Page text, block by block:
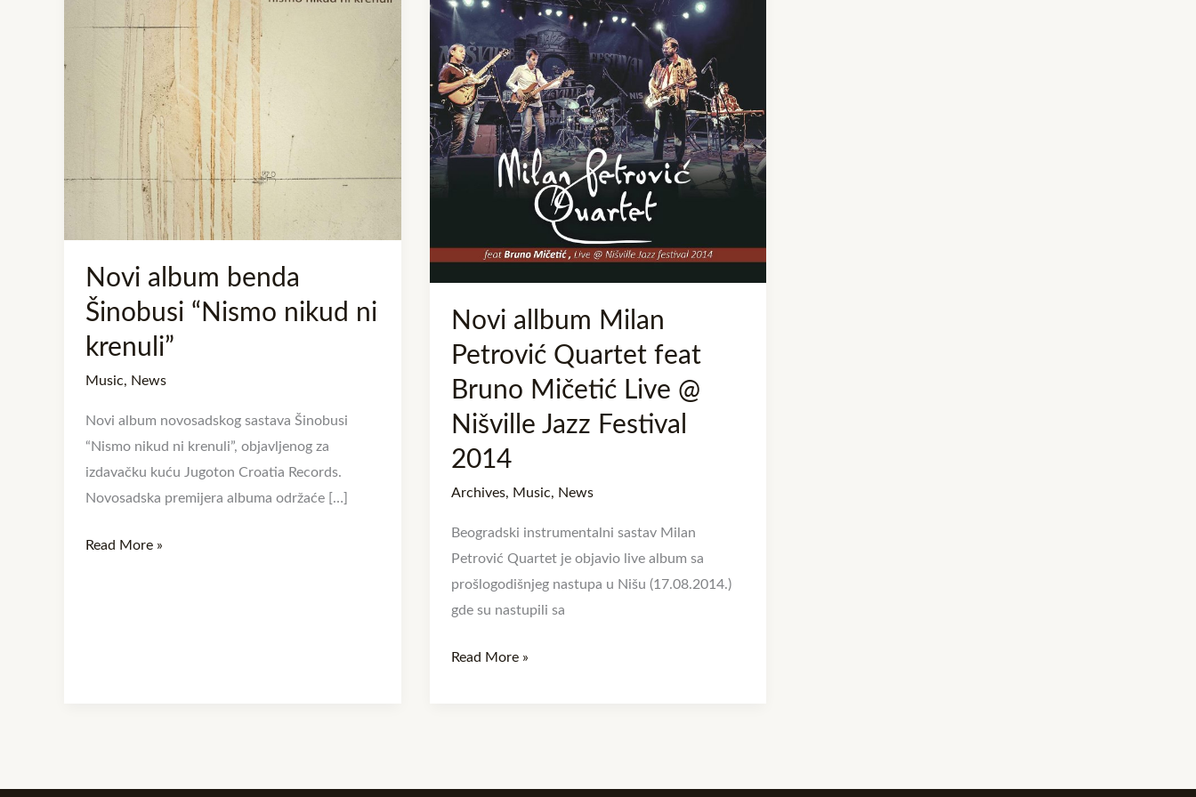
Novi album benda
Šinobusi “Nismo nikud ni
krenuli”
Music, News
Novi album novosadskog sastava Šinobusi
“Nismo nikud ni krenuli”, objavljenog za
izdavačku kuću Jugoton Croatia Records.
Novosadska premijera albuma održaće […]
Šinobusi
“Nismo
krenuli”
Read More »
Novi allbum Milan
Petrović Quartet feat
Bruno Mičetić Live @
Nišville Jazz Festival
2014
Archives, Music, News
Beogradski instrumentalni sastav Milan
Petrović Quartet je objavio live album sa
prošlogodišnjeg nastupa u Nišu (17.08.2014.)
gde su nastupili sa
Milan
Petrović
Quartet
feat
Bruno
Mičetić
Festival
Read More »